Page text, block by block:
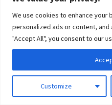
We use cookies to enhance your
personalized ads or content, and
"Accept All", you consent to our
Customize